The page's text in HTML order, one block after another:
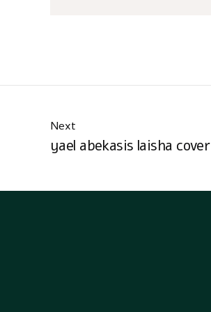
Next
yael abekasis laisha cover